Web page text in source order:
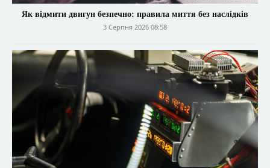
Як відмити двигун безпечно: правила миття без наслідків
3 Серпня 2026 08:58